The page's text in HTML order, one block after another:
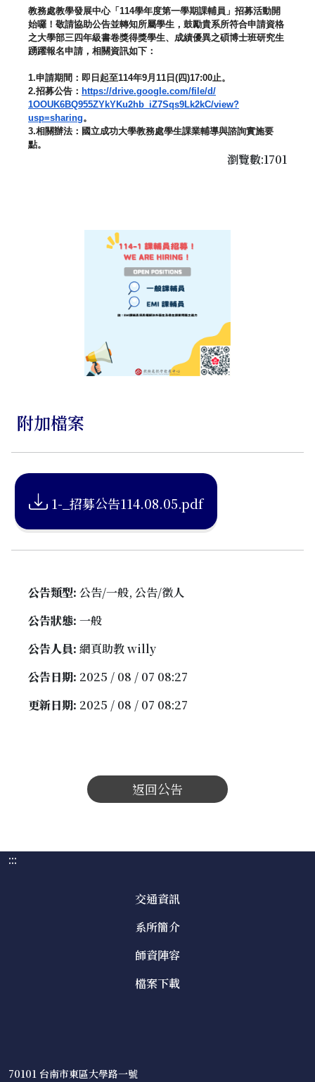
教務處教學發展中心「 114學年度第一學期課輔員」 招募活動開
始囉！敬請協助公告並轉知所屬學生， 鼓勵貴系所符合申請資格
之大學部三四年級書卷獎得獎學生、 成績優異之碩博士班研究生
踴躍報名申請，相關資訊如下：
1.申請期間：即日起至114年9月 11 日 ( 四)17:00止。
2.招募公告： https://drive.google.com/file/d/
1OOUK6BQ955ZYkYKu2hb_ iZ7Sqs9Lk2kC/view?
usp=sharing。
3.相關辦法：國立成功大學教務處學生課業輔導與諮詢實施要
點。
瀏覽數:1701
附加檔案
1-_招募公告114.08.05.pdf
公告類型: 公告/一般, 公告/徵人
公告狀態: 一般
公告人員: 網頁助教 willy
公告日期: 2025 / 08 / 07 08:27
更新日期: 2025 / 08 / 07 08:27
返回公告
:::
交通資訊
系所簡介
師資陣容
檔案下載
70101 台南市東區大學路一號